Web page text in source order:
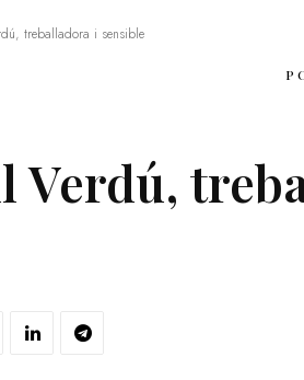
treballadora i sensible
Verdú,